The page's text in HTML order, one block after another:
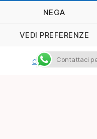
NEGA
VEDI PREFERENZE
Cookie PolicyContattaci